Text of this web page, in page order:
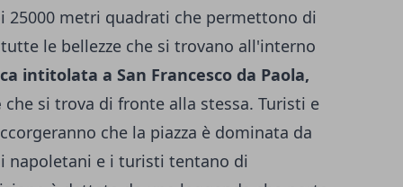
25000 metri quadrati che permettono di
le bellezze che si trovano all'interno
intitolata a San Francesco da Paola,
che si trova di fronte alla stessa. Turisti e
che la piazza è dominata da
napoletani e i turisti tentano di